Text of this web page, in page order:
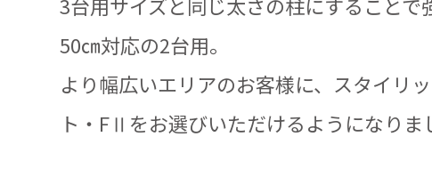
50㎝対応の2台用。
より幅広いエリアのお客様に、スタイリ
ト・FⅡをお選びいただけるようになりま